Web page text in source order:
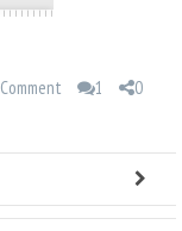
Comment 1 0